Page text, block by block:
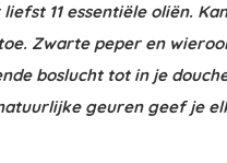
11 essentiële oliën.
Zwarte peper en
boslucht tot in je
geuren geef je